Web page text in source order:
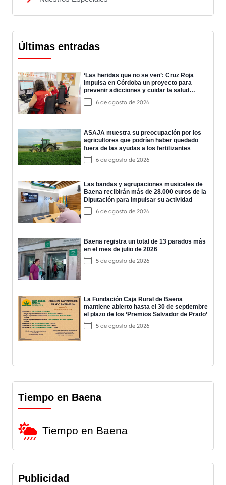
Últimas entradas
‘Las heridas que no se ven’: Cruz Roja
impulsa en Córdoba un proyecto para
prevenir adicciones y cuidar la salud
mental
6 de agosto de 2026
ASAJA muestra su preocupación por los
agricultores que podrían haber quedado
fuera de las ayudas a los fertilizantes
6 de agosto de 2026
Las bandas y agrupaciones musicales de
Baena recibirán más de 28.000 euros de la
Diputación para impulsar su actividad
6 de agosto de 2026
Baena registra un total de 13 parados más
en el mes de julio de 2026
5 de agosto de 2026
La Fundación Caja Rural de Baena
mantiene abierto hasta el 30 de septiembre
el plazo de los ‘Premios Salvador de Prado’
5 de agosto de 2026
Tiempo en Baena
Tiempo en Baena
Publicidad